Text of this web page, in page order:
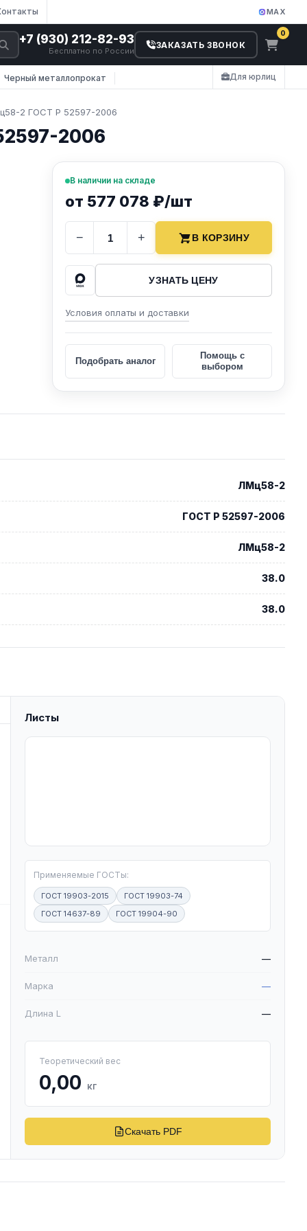
MAX
+7 (930) 212-82-93
Бесплатно по России
ЗАКАЗАТЬ ЗВОНОК
0
Черный металлопрокат Для юрлиц
2 ГОСТ Р 52597-2006
2006
В наличии на складе
от 577 078 ₽/шт
− + В КОРЗИНУ
УЗНАТЬ ЦЕНУ
Условия оплаты и доставки
Подобрать аналог
Помощь с
выбором
ЛМц58-2
ГОСТ Р 52597-2006
ЛМц58-2
38.0
38.0
Листы
Применяемые ГОСТы:
ГОСТ 19903-2015
ГОСТ 19903-74
ГОСТ 14637-89
ГОСТ 19904-90
Металл —
Марка —
Длина L —
Теоретический вес
0,00 кг
Скачать PDF